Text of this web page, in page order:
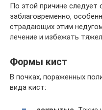
По этой причине
заблаговременно,
страдающих этим
лечение и избежать
Формы кист
В почках, пораженных
вида кист: